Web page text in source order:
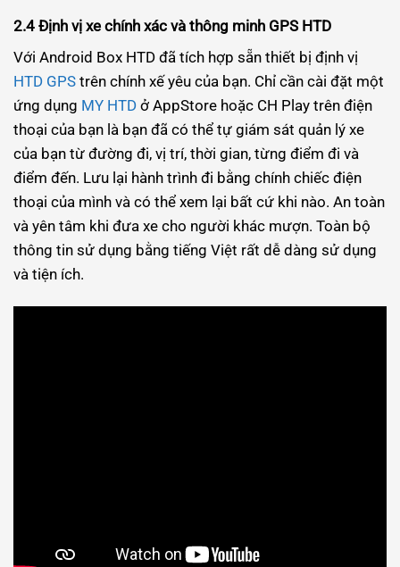
2.4 Định vị xe chính xác và thông minh GPS HTD
Với Android Box HTD đã tích hợp sẵn thiết bị định vị
HTD GPS trên chính xế yêu của bạn. Chỉ cần cài đặt một
ứng dụng MY HTD ở AppStore hoặc CH Play trên điện
thoại của bạn là bạn đã có thể tự giám sát quản lý xe
của bạn từ đường đi, vị trí, thời gian, từng điểm đi và
điểm đến. Lưu lại hành trình đi bằng chính chiếc điện
thoại của mình và có thể xem lại bất cứ khi nào. An toàn
và yên tâm khi đưa xe cho người khác mượn. Toàn bộ
thông tin sử dụng bằng tiếng Việt rất dễ dàng sử dụng
và tiện ích.